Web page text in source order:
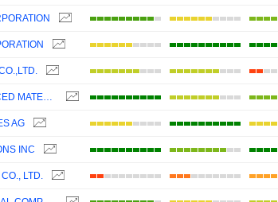
SOLSTICE ADVANCED MATERIALS, INC.
AG
INC
LTD.